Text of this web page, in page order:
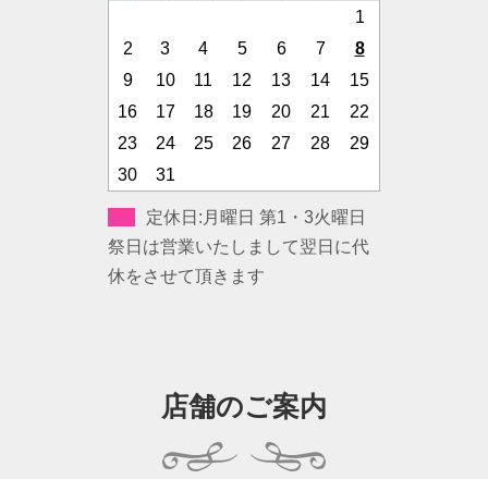
1
2
3 4 5 6 7
8
9
10 11 12 13 14
15
16
17 18 19 20 21
22
23
24 25 26 27 28
29
30
31
定休日:月曜日 第1・3火曜日
祭日は営業いたしまして翌日に代
休をさせて頂きます
店舗のご案内